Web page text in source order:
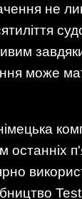
не
може